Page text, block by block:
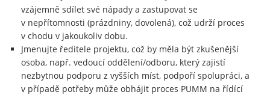
vzájemně sdílet své nápady a zastupovat se
v nepřítomnosti (prázdniny, dovolená), což udrží proces
v chodu v jakoukoliv dobu.
Jmenujte ředitele projektu, což by měla být zkušenější
osoba, např. vedoucí oddělení/odboru, který zajistí
nezbytnou podporu z vyšších míst, podpoří spolupráci, a
v případě potřeby může obhájit proces PUMM na řídící